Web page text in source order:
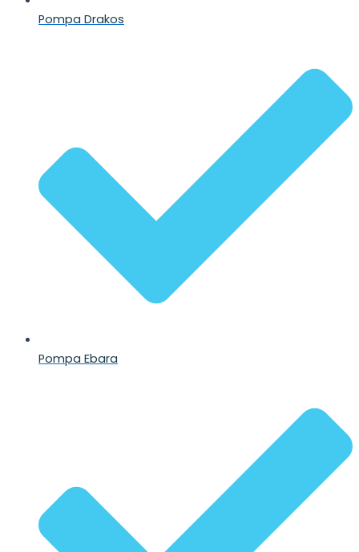
Pompa Drakos
Pompa Ebara